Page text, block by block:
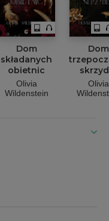
Dom
składanych
obietnic
Olivia
Wildenstein
Dom
Olivia